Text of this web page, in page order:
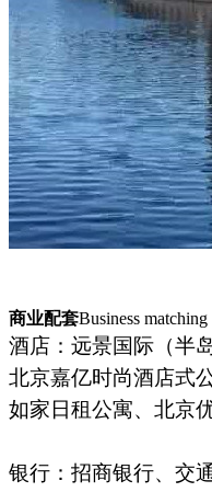
商业配套Business matching
酒店：远景国际（半
北京嘉亿时尚酒店式
如家日租公寓、北京
银行：招商银行、交